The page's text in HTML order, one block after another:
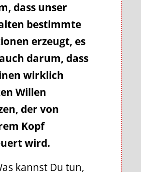
dass unser
bestimmte
erzeugt, es
darum, dass
wirklich
Willen
der von
Kopf
wird.
kannst Du tun,